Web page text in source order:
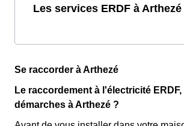
Les services ERDF à Arthezé
Se raccorder à Arthezé
Le raccordement à l'électricité
démarches à Arthezé ?